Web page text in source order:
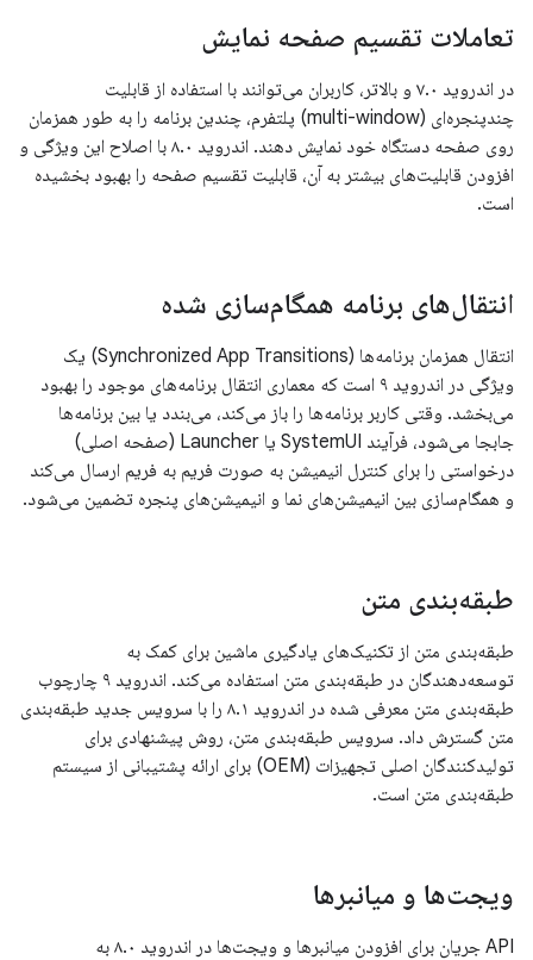
تعاملات تقسیم صفحه نمایش
در اندروید ۷.۰ و بالاتر، کاربران می‌توانند با استفاده از قابلیت
چندپنجره‌ای (multi-window) پلتفرم، چندین برنامه را به طور همزمان
روی صفحه دستگاه خود نمایش دهند. اندروید ۸.۰ با اصلاح این ویژگی و
افزودن قابلیت‌های بیشتر به آن، قابلیت تقسیم صفحه را بهبود بخشیده
است.
انتقال‌های برنامه همگام‌سازی شده
انتقال همزمان برنامه‌ها (Synchronized App Transitions) یک
ویژگی در اندروید ۹ است که معماری انتقال برنامه‌های موجود را بهبود
می‌بخشد. وقتی کاربر برنامه‌ها را باز می‌کند، می‌بندد یا بین برنامه‌ها
جابجا می‌شود، فرآیند SystemUI یا Launcher (صفحه اصلی)
درخواستی را برای کنترل انیمیشن به صورت فریم به فریم ارسال می‌کند
و همگام‌سازی بین انیمیشن‌های نما و انیمیشن‌های پنجره تضمین می‌شود.
طبقه‌بندی متن
طبقه‌بندی متن از تکنیک‌های یادگیری ماشین برای کمک به
توسعه‌دهندگان در طبقه‌بندی متن استفاده می‌کند. اندروید ۹ چارچوب
طبقه‌بندی متن معرفی شده در اندروید ۸.۱ را با سرویس جدید طبقه‌بندی
متن گسترش داد. سرویس طبقه‌بندی متن، روش پیشنهادی برای
تولیدکنندگان اصلی تجهیزات (OEM) برای ارائه پشتیبانی از سیستم
طبقه‌بندی متن است.
ویجت‌ها و میانبرها
API جریان برای افزودن میانبرها و ویجت‌ها در اندروید ۸.۰ به